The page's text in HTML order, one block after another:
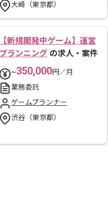
大崎（東京都）
新規開発中ゲーム】運営
ランニング の求人・案件
~350,000円／月
業務委託
ゲームプランナー
渋谷（東京都）